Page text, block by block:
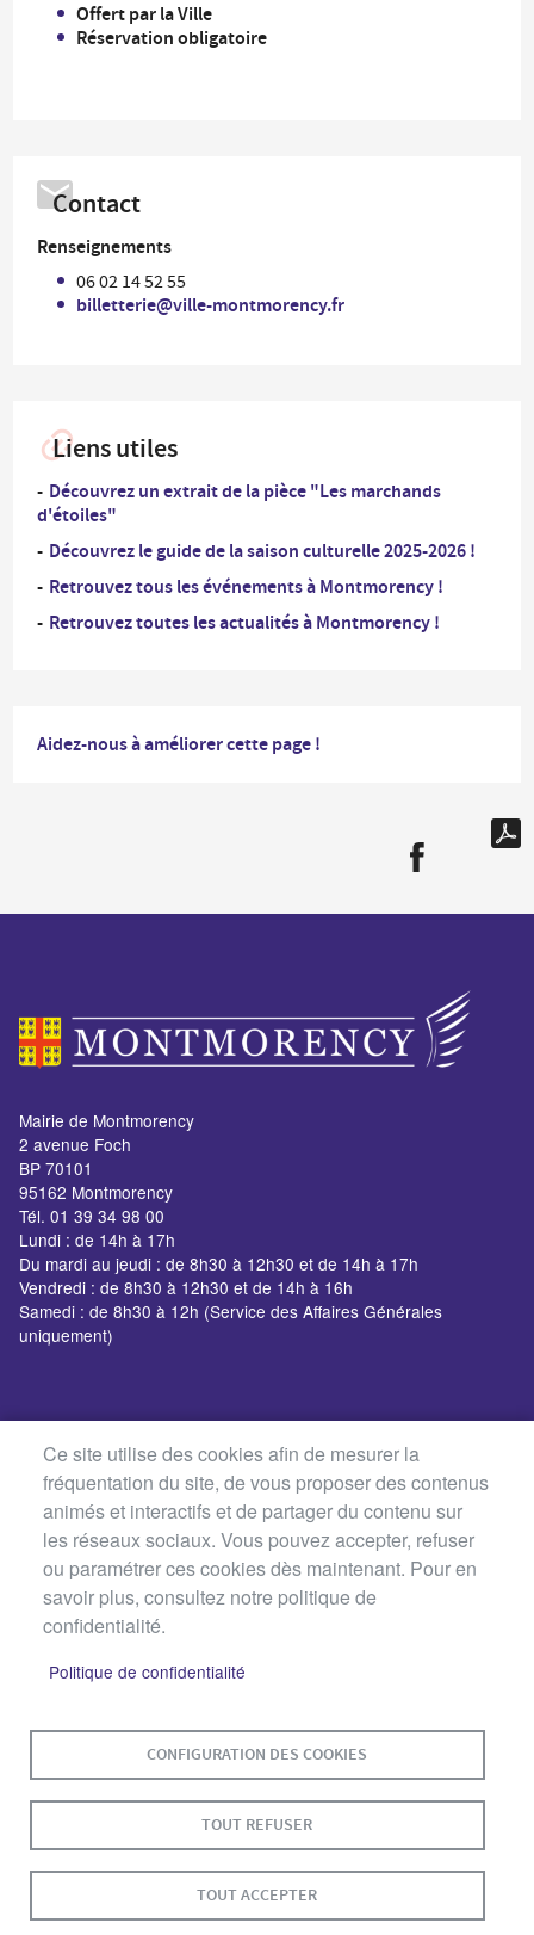
Offert par la Ville
Réservation obligatoire
Contact
Renseignements
06 02 14 52 55
billetterie@ville-montmorency.fr
Liens utiles
Découvrez un extrait de la pièce "Les marchands
d'étoiles"
Découvrez le guide de la saison culturelle 2025-2026 !
Retrouvez tous les événements à Montmorency !
Retrouvez toutes les actualités à Montmorency !
Aidez-nous à améliorer cette page !
Mairie de Montmorency
2 avenue Foch
BP 70101
95162 Montmorency
Tél. 01 39 34 98 00
Lundi : de 14h à 17h
Du mardi au jeudi : de 8h30 à 12h30 et de 14h à 17h
Vendredi : de 8h30 à 12h30 et de 14h à 16h
Samedi : de 8h30 à 12h (Service des Affaires Générales
uniquement)
Ce site utilise des cookies afin de mesurer la
fréquentation du site, de vous proposer des contenus
animés et interactifs et de partager du contenu sur
les réseaux sociaux. Vous pouvez accepter, refuser
ou paramétrer ces cookies dès maintenant. Pour en
savoir plus, consultez notre politique de
confidentialité.
Politique de confidentialité
CONFIGURATION DES COOKIES
TOUT REFUSER
TOUT ACCEPTER
PAGE
PLAN DU SITE CONTACT MENTIONS LÉGALES
DONNÉES PERSONNELLES
ACCESSIBILITÉ : NON CONFORME
S'IDENTIFIER